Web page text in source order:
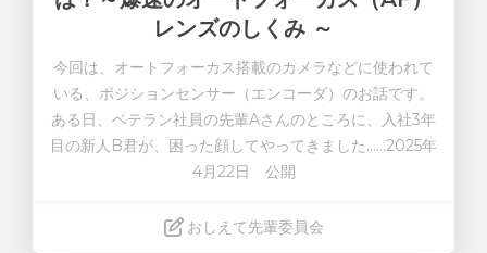
レンズのしくみ ～
今回は、オートフォーカス搭載のカメラなどに使われて
いる、ポジションセンサー（エンコーダ）のお話です。
ある日、ベテラン社員の先輩Aさんのところに、入社3年
目の新人B君が、困った顔してやってきました……2025年
4月22日 公開
おしえて先輩委員会